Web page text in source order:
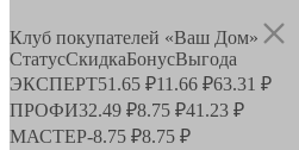
Клуб покупателей «Ваш Дом»
СтатусСкидкаБонусВыгода
ЭКСПЕРТ51.65 ₽11.66 ₽63.31 ₽
ПРОФИ32.49 ₽8.75 ₽41.23 ₽
МАСТЕР-8.75 ₽8.75 ₽